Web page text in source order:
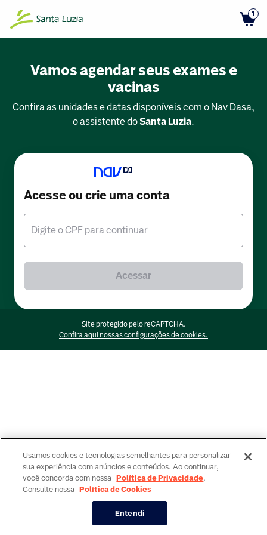
1
Vamos agendar seus exames e
vacinas
Confira as unidades e datas disponíveis com o Nav Dasa,
o assistente doSanta Luzia.
Acesse ou crie uma conta
Digite o CPF para continuar
Acessar
Site protegido pelo reCAPTCHA.
Confira aqui nossas configurações de cookies.
Usamos cookies e tecnologias semelhantes para personalizar
sua experiência com anúncios e conteúdos. Ao continuar,
você concorda com nossa Política de Privacidade.
Consulte nossa Política de Cookies
Entendi